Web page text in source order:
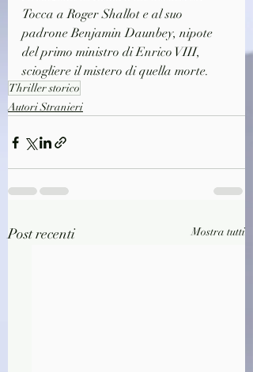
Tocca a Roger Shallot e al suo
padrone Benjamin Daunbey, nipote
del primo ministro di Enrico VIII,
sciogliere il mistero di quella morte.
Thriller storico
Autori Stranieri
Post recenti Mostra tutti